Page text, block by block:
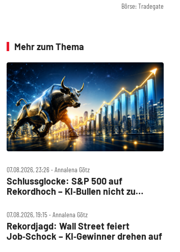
Börse: Tradegate
Mehr zum Thema
07.08.2026, 23:26 ‧ Annalena Götz
Schlussglocke: S&P 500 auf
Rekordhoch – KI‑Bullen nicht zu
07.08.2026, 19:15 ‧ Annalena Götz
Rekordjagd: Wall Street feiert
Job‑Schock – KI‑Gewinner drehen auf